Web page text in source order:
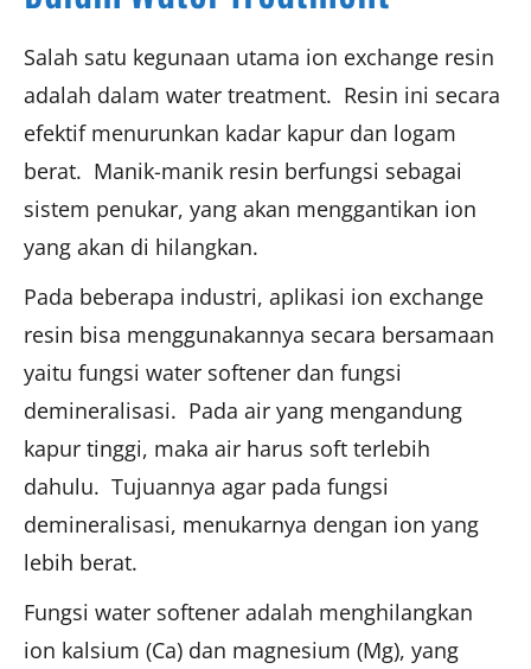
Salah satu kegunaan utama ion exchange resin
adalah dalam water treatment. Resin ini secara
efektif menurunkan kadar kapur dan logam
berat. Manik-manik resin berfungsi sebagai
sistem penukar, yang akan menggantikan ion
yang akan di hilangkan.
Pada beberapa industri, aplikasi ion exchange
resin bisa menggunakannya secara bersamaan
yaitu fungsi water softener dan fungsi
demineralisasi. Pada air yang mengandung
kapur tinggi, maka air harus soft terlebih
dahulu. Tujuannya agar pada fungsi
demineralisasi, menukarnya dengan ion yang
lebih berat.
Fungsi water softener adalah menghilangkan
ion kalsium (Ca) dan magnesium (Mg), yang